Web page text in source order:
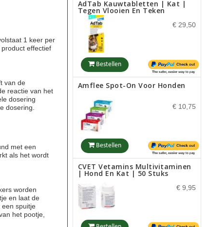
1 keer per
effectief
van de
reactie van het
dosering
dosering.
met een
als het wordt
worden
en laat de
spuitje
het pootje,
MediScent Eth. Tea Tree Olie
€ 9,50
Bestellen
€ 5,95
Bestellen
MediScent Huidlotion Voor
Tegen Vlooien En Teken
Bestellen
Amflee Spot-On Voor Honden
Bestellen
CVET Vetamins Multivitaminen
| Hond En Kat | 50 Stuks
Bestellen